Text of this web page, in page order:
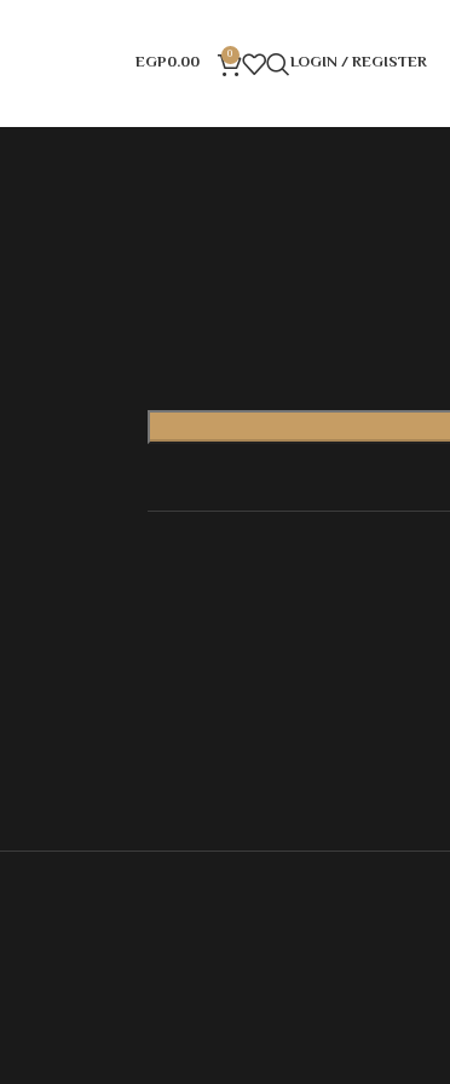
LOGIN / REGISTER
0
EGP0.00